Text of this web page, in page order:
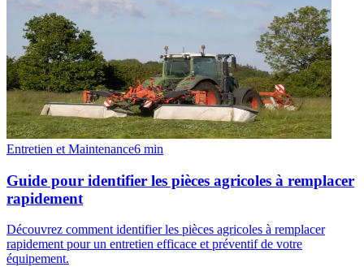
Entretien et Maintenance6 min
Guide pour identifier les pièces agricoles à remplacer
rapidement
Découvrez comment identifier les pièces agricoles à remplacer
rapidement pour un entretien efficace et préventif de votre
équipement.